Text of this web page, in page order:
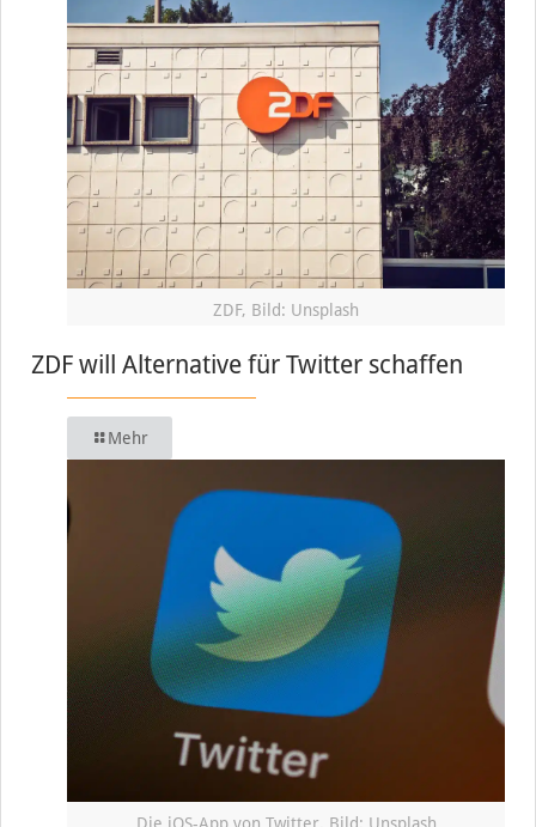
ZDF, Bild: Unsplash
ZDF will Alternative für Twitter schaffen
Mehr
Die iOS-App von Twitter, Bild: Unsplash